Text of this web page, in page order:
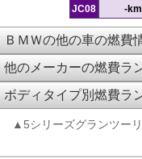
JC08 -
ＢＭＷの他の車の燃費
他のメーカーの燃費ラ
ボディタイプ別燃費ラ
▲5シリーズグランツー